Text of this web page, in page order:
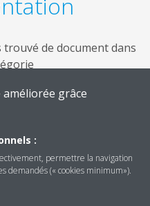
de document dans
grâce
:
permettre la navigation
demandés (« cookies minimum»).